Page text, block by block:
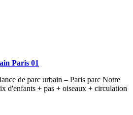
Paris 01
de parc urbain – Paris parc Notre
d'enfants + pas + oiseaux + circulation